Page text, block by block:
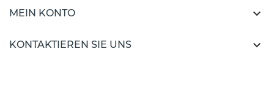
MEIN KONTO 
KONTAKTIEREN SIE UNS 